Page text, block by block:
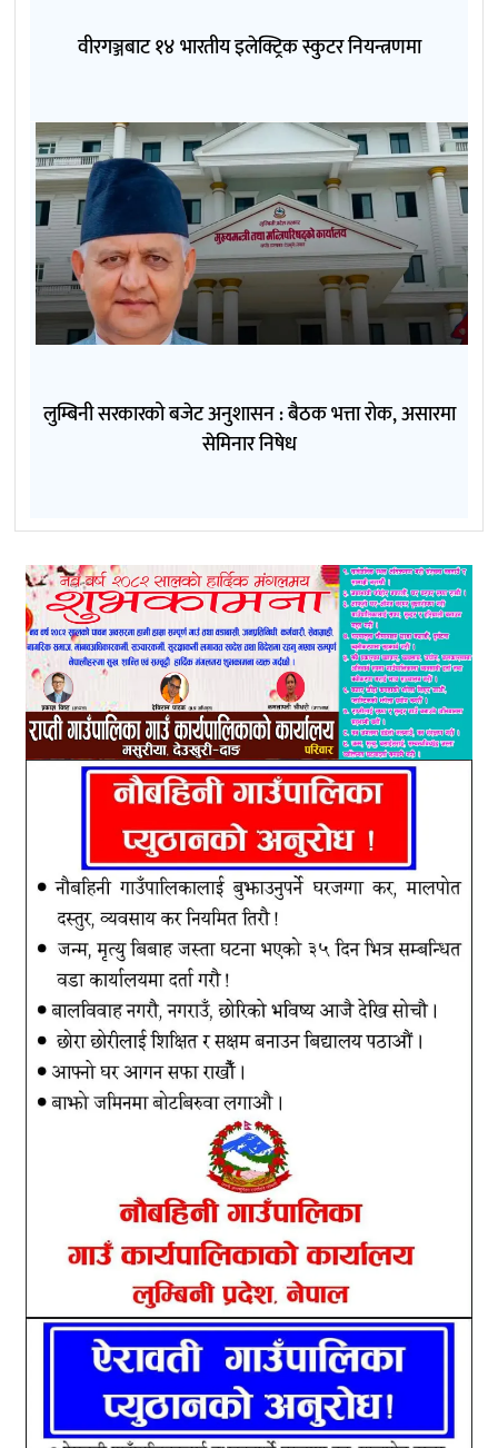
वीरगञ्जबाट १४ भारतीय इलेक्ट्रिक स्कुटर नियन्त्रणमा
लुम्बिनी सरकारको बजेट अनुशासन : बैठक भत्ता रोक, असारमा
सेमिनार निषेध